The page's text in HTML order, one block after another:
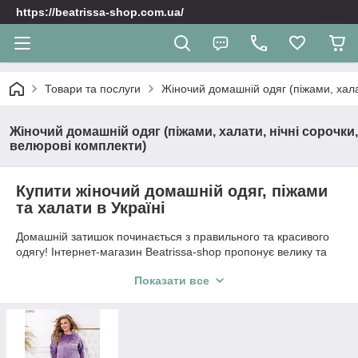
https://beatrissa-shop.com.ua/
Товари та послуги Жіночий домашній одяг (піжами,
Жіночий домашній одяг (піжами, халати, нічні сорочки,
велюрові комплекти)
Купити жіночий домашній одяг, піжами
та халати в Україні
Домашній затишок починається з правильного та красивого
одягу! Інтернет-магазин Beatrissa-shop пропонує велику та
виглядати привабливо та почуватися максимально
домашні піжами з брюками чи шортами, елегантні нічні
сорочки, затишні халати на запах, а також готові комплекти-
трійки, які стануть чудовим подарунком для себе чи близьких.
Показати все